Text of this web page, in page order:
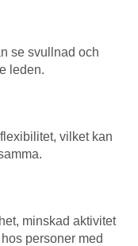
se svullnad och
leden.
vilket kan
minskad aktivitet
personer med